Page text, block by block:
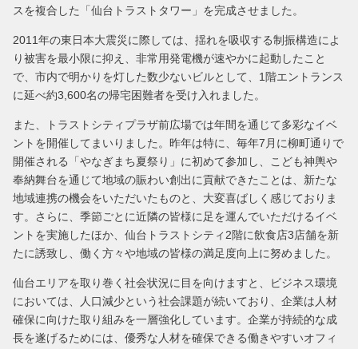
スを複合した「仙台トラストタワー」を完成させました。
2011年の東日本大震災に際しては、揺れを吸収する制振構造によ
り被害を最小限に抑え、非常用発電機が速やかに起動したこと
で、市内で明かりを灯した数少ないビルとして、1階エントランス
に延べ約3,600名の帰宅困難者を受け入れました。
また、トラストシティプラザ前広場では年間を通じて多彩なイベ
ントを開催してまいりました。昨年は特に、毎年7月に柳町通りで
開催される「やなぎまち夏祭り」に初めて参加し、こども神輿や
奉納舞台を通じて地域の賑わい創出に貢献できたことは、新たな
地域連携の機会をいただいたものと、大変喜ばしく感じておりま
す。さらに、季節ごとに近隣の皆様に足を運んでいただけるイベ
ントを実施したほか、仙台トラストシティ2階に飲食店3店舗を新
たに誘致し、働く方々や地域の皆様の満足度向上に努めました。
仙台エリアを取り巻く社会状況に目を向けますと、ビジネス環境
においては、人口減少という社会課題が続いており、企業は人材
確保に向けた取り組みを一層強化しています。企業が持続的な成
長を遂げるためには、優秀な人材を確保できる働きやすいオフィ